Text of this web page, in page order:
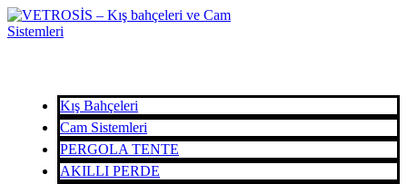
Kış Bahçeleri
Cam Sistemleri
PERGOLA TENTE
AKILLI PERDE